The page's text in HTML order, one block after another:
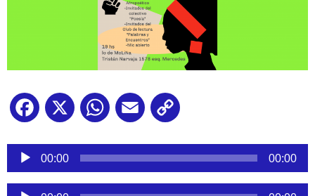
Facebook
X WhatsApp
Email
Reproductor
audio
00:00 00:00
Reproductor